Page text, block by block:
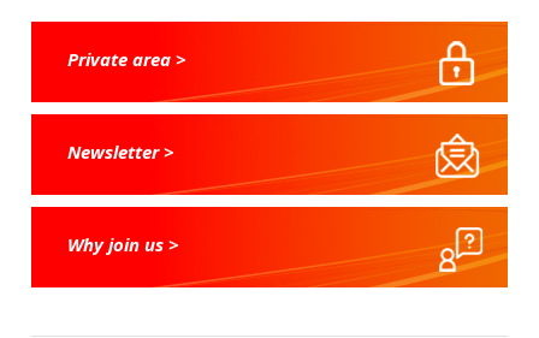
Private area >
Newsletter >
Why join us >